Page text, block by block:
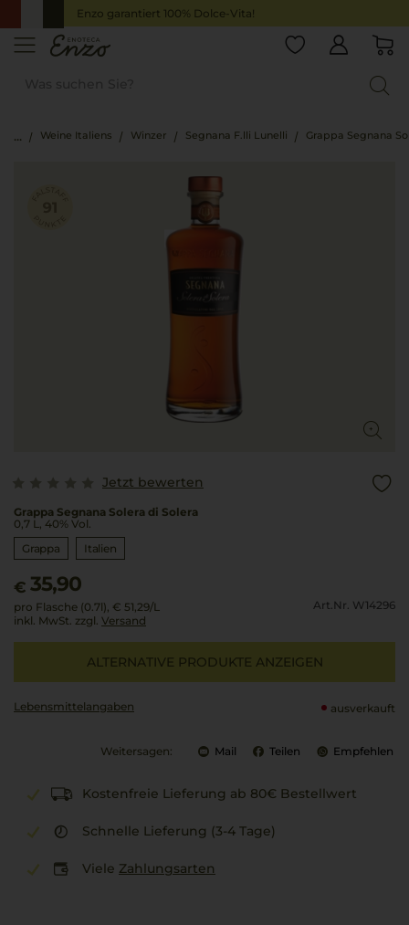
Enzo garantiert 100% Dolce-Vita!
Weine Italiens Winzer Segnana F.lli Lunelli Grappa Segnana
Jetzt bewerten
Grappa Segnana Solera di Solera
0,7 L, 40% Vol.
Grappa
Italien
€ 35,90
pro Flasche (0.7l), € 51,29/L
inkl. MwSt. zzgl. Versand
Art.Nr. W14296
ALTERNATIVE PRODUKTE ANZEIGEN
Lebensmittel­angaben ausverkauft
Weitersagen: Mail Teilen Empfehlen
Kostenfreie Lieferung ab 80€ Bestellwert
Schnelle Lieferung (3-4 Tage)
Viele Zahlungsarten